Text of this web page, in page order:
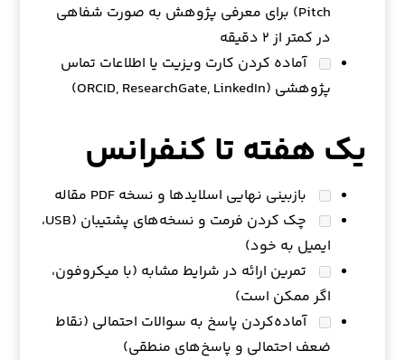
Pitch) برای معرفی پژوهش به صورت شفاهی
در کمتر از ۲ دقیقه
آماده کردن کارت ویزیت یا اطلاعات تماس
پژوهشی (ORCID, ResearchGate, LinkedIn)
یک هفته تا کنفرانس
بازبینی نهایی اسلایدها و نسخه PDF مقاله
چک کردن فرمت و نسخه‌های پشتیبان (USB،
ایمیل به خود)
تمرین ارائه در شرایط مشابه (با میکروفون،
اگر ممکن است)
آماده‌کردن پاسخ به سوالات احتمالی (نقاط
ضعف احتمالی و پاسخ‌های منطقی)